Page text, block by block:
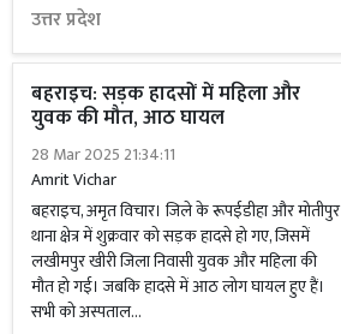
उत्तर प्रदेश
बहराइच: सड़क हादसों में महिला और
युवक की मौत, आठ घायल
28 Mar 2025 21:34:11
Amrit Vichar
बहराइच, अमृत विचार। जिले के रूपईडीहा और मोतीपुर
थाना क्षेत्र में शुक्रवार को सड़क हादसे हो गए, जिसमें
लखीमपुर खीरी जिला निवासी युवक और महिला की
मौत हो गई। जबकि हादसे में आठ लोग घायल हुए हैं।
सभी को अस्पताल...